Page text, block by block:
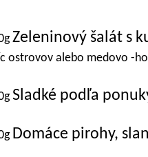
Zeleninový šalát s
ostrovov alebo medovo -
Sladké podľa
Domáce pirohy,